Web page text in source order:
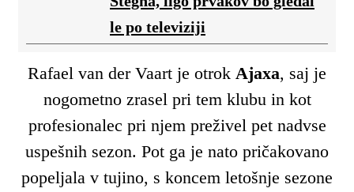
le po televiziji
Rafael van der Vaart je otrok Ajaxa, saj je
nogometno zrasel pri tem klubu in kot
profesionalec pri njem preživel pet nadvse
uspešnih sezon. Pot ga je nato pričakovano
popeljala v tujino, s koncem letošnje sezone